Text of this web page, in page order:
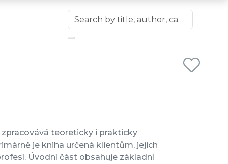
teoreticky i prakticky
je kniha určená klientům, jejich
Úvodní část obsahuje základní